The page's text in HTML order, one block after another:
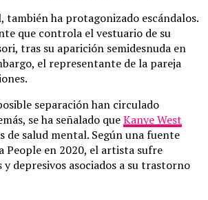
también ha protagonizado escándalos.
que controla el vestuario de su
tras su aparición semidesnuda en
el representante de la pareja
separación han circulado
se ha señalado queKanye West
de salud mental. Según una fuente
People en 2020, el artista sufre
y depresivos asociados a su trastorno